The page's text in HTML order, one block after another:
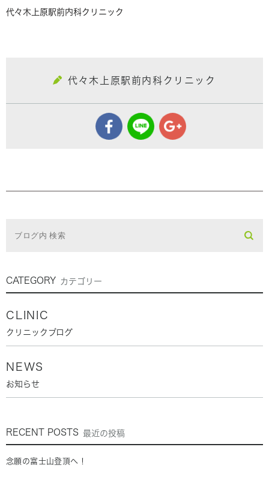
代々木上原駅前内科クリニック
代々木上原駅前内科クリニック
CATEGORY カテゴリー
CLINIC
クリニックブログ
NEWS
お知らせ
RECENT POSTS 最近の投稿
念願の富士山登頂へ！